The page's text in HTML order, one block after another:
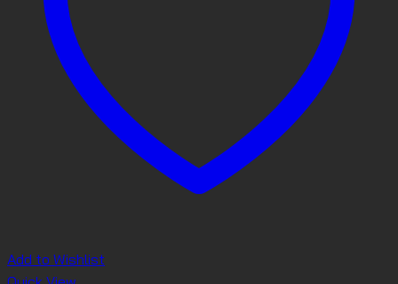
Add to Wishlist